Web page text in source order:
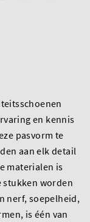
en kennis
pasvorm te
aan elk detail
materialen is
stukken worden
nerf, soepelheid,
is één van